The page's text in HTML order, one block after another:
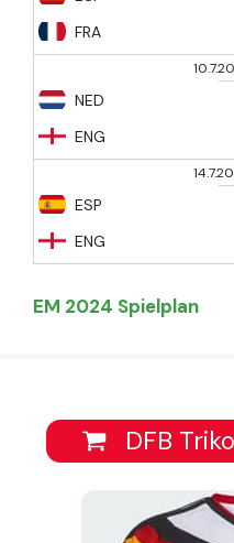
FRA
NED
ENG
ESP
ENG
EM 2024 Spielplan
DFB